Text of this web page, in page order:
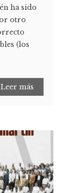
ha sido
otro
(los
Leer más